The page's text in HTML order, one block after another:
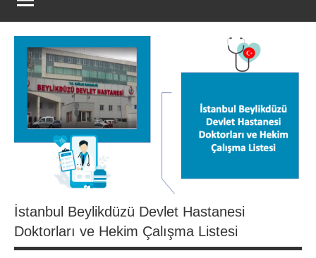
İstanbul Beylikdüzü Devlet Hastanesi
Doktorları ve Hekim Çalışma Listesi